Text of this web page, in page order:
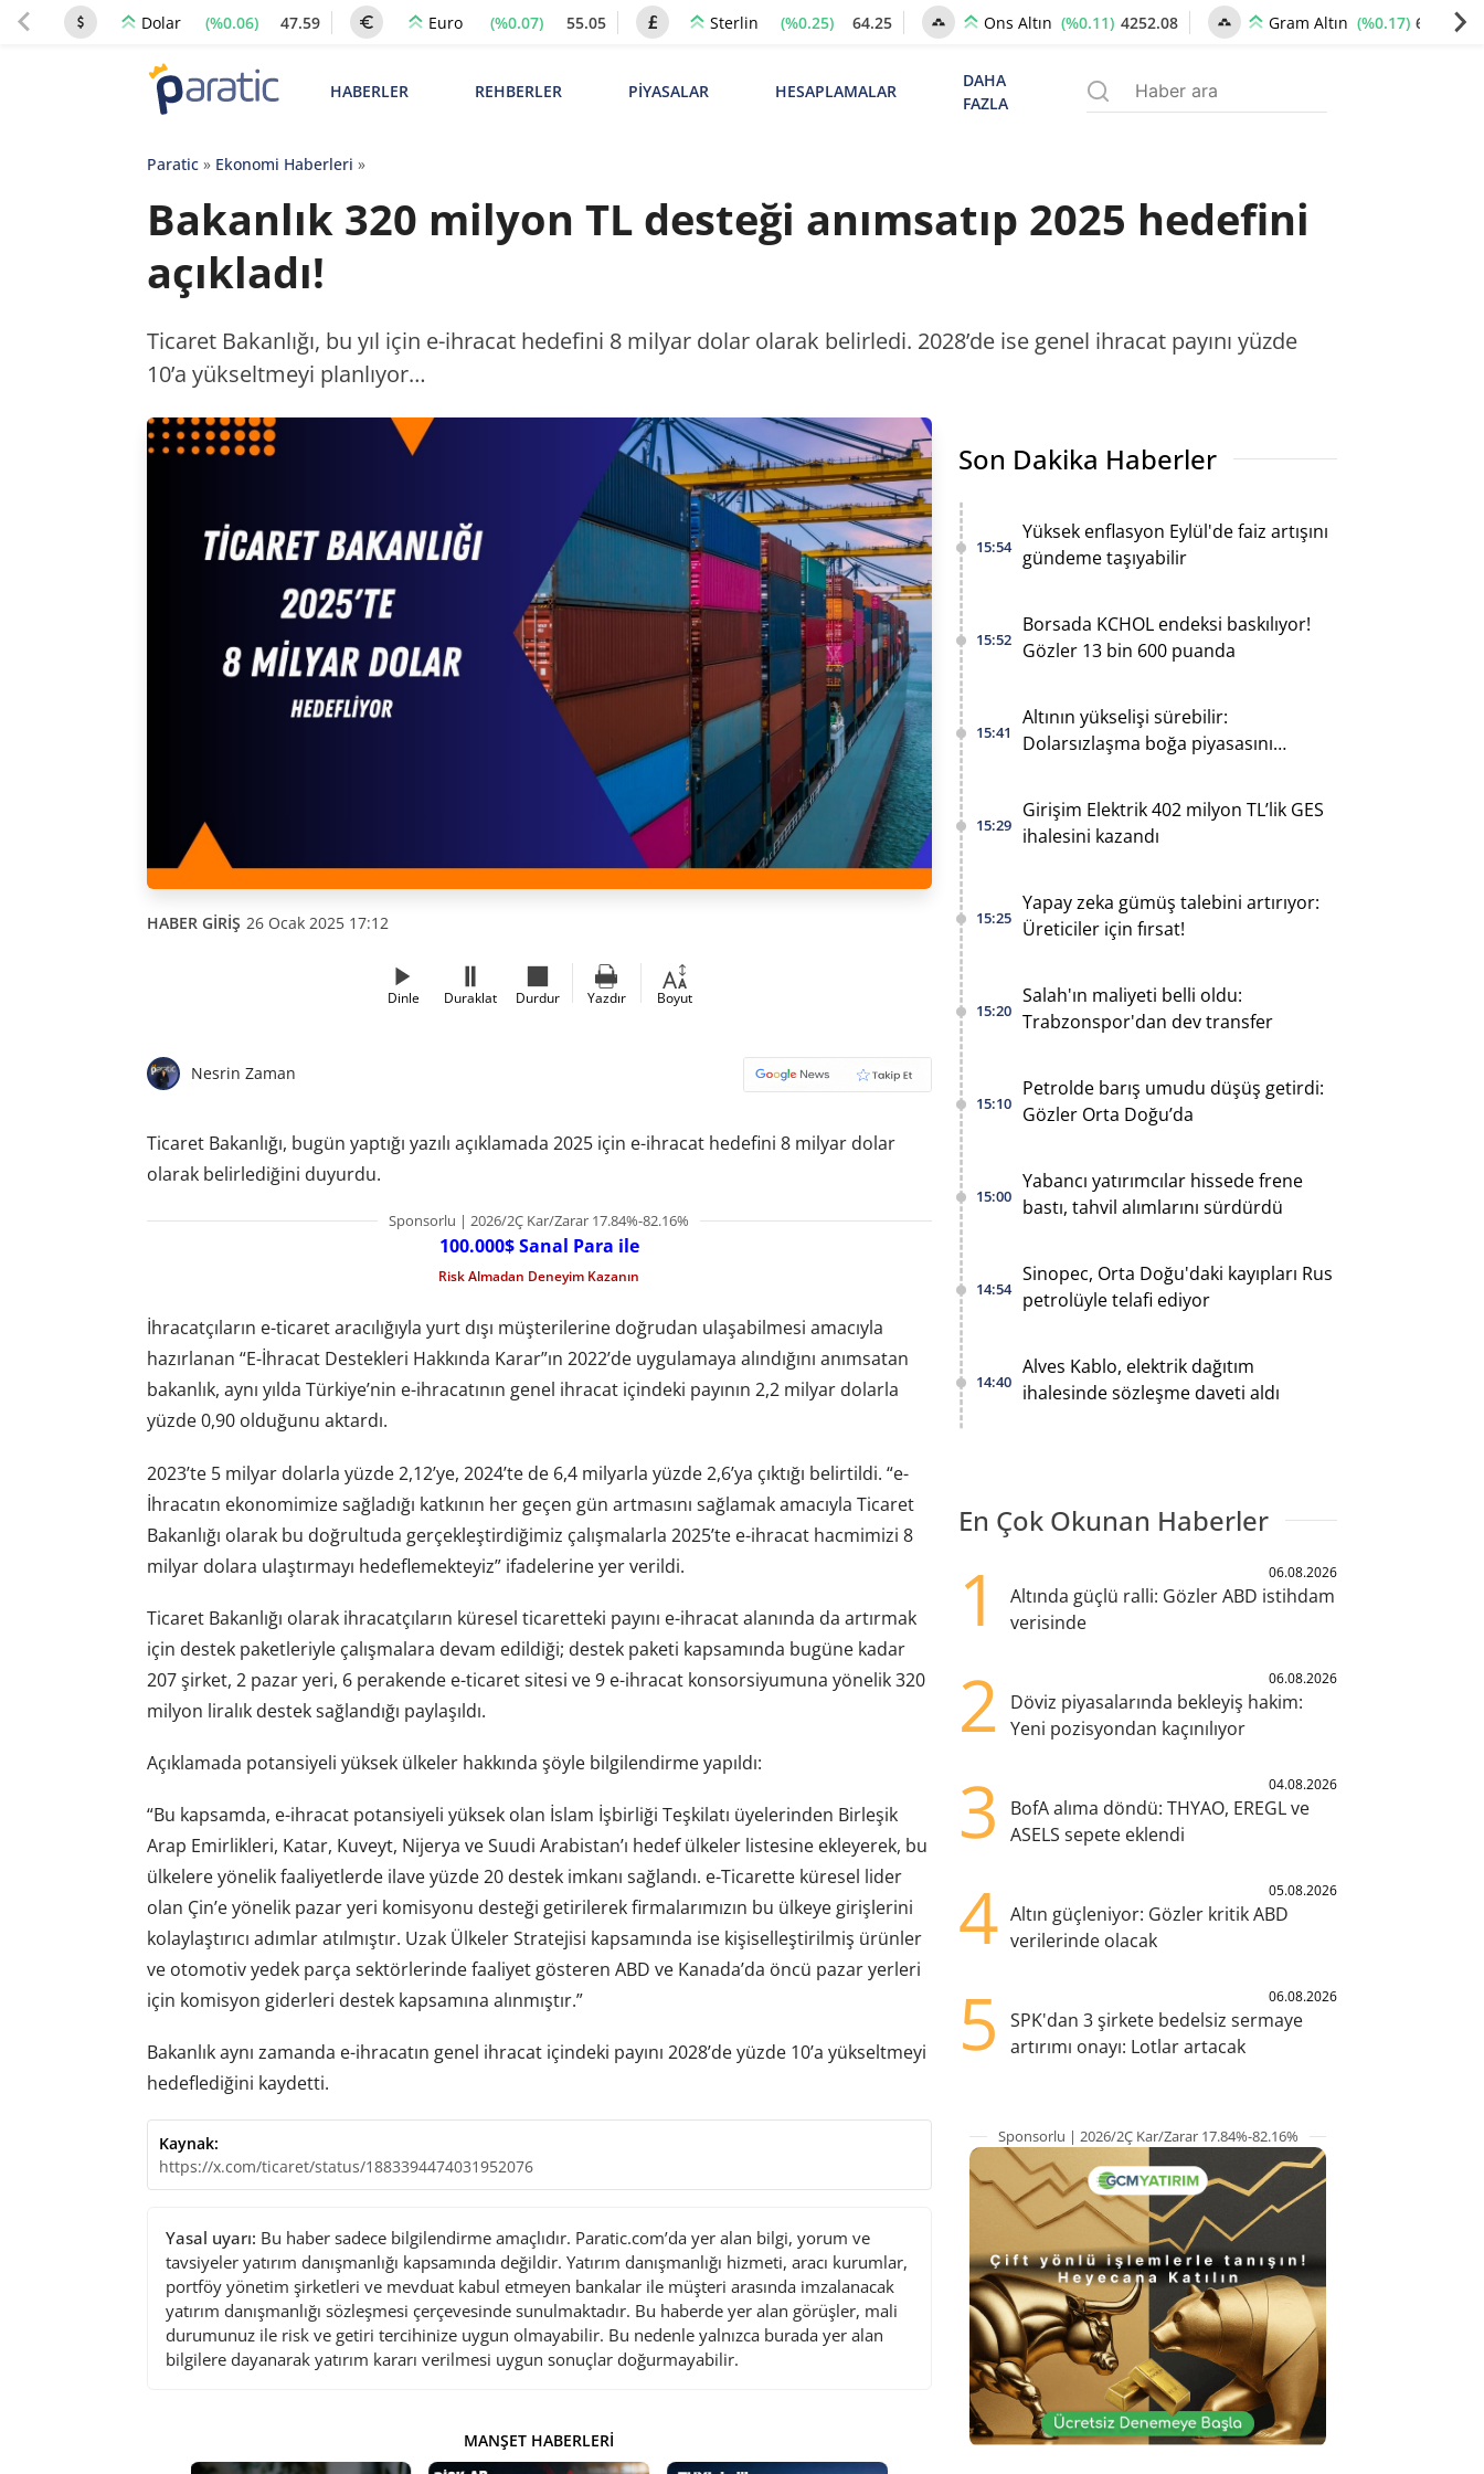
Dolar (%0.06) 47.59 Euro (%0.07) 55.05 Sterlin (%0.25) 64.25 Ons Altın (%0.11) 4252.08 Gram Altın (%0.17) 6507.02
HABERLER REHBERLER PİYASALAR HESAPLAMALAR
DAHA
FAZLA
Paratic» Ekonomi Haberleri »
Bakanlık 320 milyon TL desteği anımsatıp 2025 hedefini
açıkladı!
Ticaret Bakanlığı, bu yıl için e-ihracat hedefini 8 milyar dolar olarak belirledi. 2028’de ise genel ihracat payını yüzde
10’a yükseltmeyi planlıyor…
HABER GİRİŞ 26 Ocak 2025 17:12
Dinle Duraklat Durdur Yazdır Boyut
Nesrin Zaman
Ticaret Bakanlığı, bugün yaptığı yazılı açıklamada 2025 için e-ihracat hedefini 8 milyar dolar
olarak belirlediğini duyurdu.
Sponsorlu | 2026/2Ç Kar/Zarar 17.84%-82.16%
100.000$ Sanal Para ile
Risk Almadan Deneyim Kazanın
İhracatçıların e-ticaret aracılığıyla yurt dışı müşterilerine doğrudan ulaşabilmesi amacıyla
hazırlanan “E-İhracat Destekleri Hakkında Karar”ın 2022’de uygulamaya alındığını anımsatan
bakanlık, aynı yılda Türkiye’nin e-ihracatının genel ihracat içindeki payının 2,2 milyar dolarla
yüzde 0,90 olduğunu aktardı.
2023’te 5 milyar dolarla yüzde 2,12’ye, 2024’te de 6,4 milyarla yüzde 2,6’ya çıktığı belirtildi. “e-
İhracatın ekonomimize sağladığı katkının her geçen gün artmasını sağlamak amacıyla Ticaret
Bakanlığı olarak bu doğrultuda gerçekleştirdiğimiz çalışmalarla 2025’te e-ihracat hacmimizi 8
milyar dolara ulaştırmayı hedeflemekteyiz” ifadelerine yer verildi.
Ticaret Bakanlığı olarak ihracatçıların küresel ticaretteki payını e-ihracat alanında da artırmak
için destek paketleriyle çalışmalara devam edildiği; destek paketi kapsamında bugüne kadar
207 şirket, 2 pazar yeri, 6 perakende e-ticaret sitesi ve 9 e-ihracat konsorsiyumuna yönelik 320
milyon liralık destek sağlandığı paylaşıldı.
Açıklamada potansiyeli yüksek ülkeler hakkında şöyle bilgilendirme yapıldı:
“Bu kapsamda, e-ihracat potansiyeli yüksek olan İslam İşbirliği Teşkilatı üyelerinden Birleşik
Arap Emirlikleri, Katar, Kuveyt, Nijerya ve Suudi Arabistan’ı hedef ülkeler listesine ekleyerek, bu
ülkelere yönelik faaliyetlerde ilave yüzde 20 destek imkanı sağlandı. e-Ticarette küresel lider
olan Çin’e yönelik pazar yeri komisyonu desteği getirilerek firmalarımızın bu ülkeye girişlerini
kolaylaştırıcı adımlar atılmıştır. Uzak Ülkeler Stratejisi kapsamında ise kişiselleştirilmiş ürünler
ve otomotiv yedek parça sektörlerinde faaliyet gösteren ABD ve Kanada’da öncü pazar yerleri
için komisyon giderleri destek kapsamına alınmıştır.”
Bakanlık aynı zamanda e-ihracatın genel ihracat içindeki payını 2028’de yüzde 10’a yükseltmeyi
hedeflediğini kaydetti.
Kaynak:
https://x.com/ticaret/status/1883394474031952076
Yasal uyarı: Bu haber sadece bilgilendirme amaçlıdır. Paratic.com’da yer alan bilgi, yorum ve
tavsiyeler yatırım danışmanlığı kapsamında değildir. Yatırım danışmanlığı hizmeti, aracı kurumlar,
portföy yönetim şirketleri ve mevduat kabul etmeyen bankalar ile müşteri arasında imzalanacak
yatırım danışmanlığı sözleşmesi çerçevesinde sunulmaktadır. Bu haberde yer alan görüşler, mali
durumunuz ile risk ve getiri tercihinize uygun olmayabilir. Bu nedenle yalnızca burada yer alan
bilgilere dayanarak yatırım kararı verilmesi uygun sonuçlar doğurmayabilir.
MANŞET HABERLERI
Son Dakika Haberler
15:54
Yüksek enflasyon Eylül'de faiz artışını
gündeme taşıyabilir
15:52
Borsada KCHOL endeksi baskılıyor!
Gözler 13 bin 600 puanda
15:41
Altının yükselişi sürebilir:
Dolarsızlaşma boğa piyasasını
15:29
Girişim Elektrik 402 milyon TL’lik GES
ihalesini kazandı
15:25
Yapay zeka gümüş talebini artırıyor:
Üreticiler için fırsat!
15:20
Salah'ın maliyeti belli oldu:
Trabzonspor'dan dev transfer
15:10
Petrolde barış umudu düşüş getirdi:
Gözler Orta Doğu’da
15:00
Yabancı yatırımcılar hissede frene
bastı, tahvil alımlarını sürdürdü
14:54
Sinopec, Orta Doğu'daki kayıpları Rus
petrolüyle telafi ediyor
14:40
Alves Kablo, elektrik dağıtım
ihalesinde sözleşme daveti aldı
En Çok Okunan Haberler
1 06.08.2026
Altında güçlü ralli: Gözler ABD istihdam
verisinde
2 06.08.2026
Döviz piyasalarında bekleyiş hakim:
Yeni pozisyondan kaçınılıyor
3 04.08.2026
BofA alıma döndü: THYAO, EREGL ve
ASELS sepete eklendi
4 05.08.2026
Altın güçleniyor: Gözler kritik ABD
verilerinde olacak
5 06.08.2026
SPK'dan 3 şirkete bedelsiz sermaye
artırımı onayı: Lotlar artacak
Sponsorlu | 2026/2Ç Kar/Zarar 17.84%-82.16%